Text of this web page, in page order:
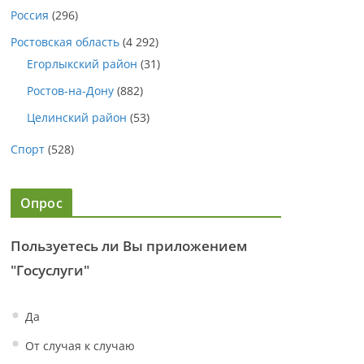
Россия (296)
Ростовская область (4 292)
Егорлыкский район (31)
Ростов-на-Дону (882)
Целинский район (53)
Спорт (528)
Опрос
Пользуетесь ли Вы приложением
"Госуслуги"
Да
От случая к случаю